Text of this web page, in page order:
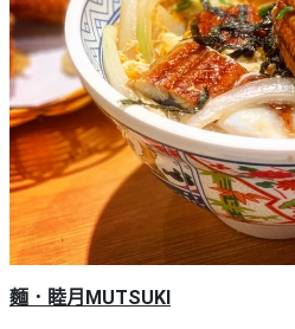
麵．睦月MUTSUKI